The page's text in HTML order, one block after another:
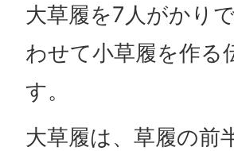
大草履を7人がかり
わせて小草履を作る
す。
大草履は、草履の前